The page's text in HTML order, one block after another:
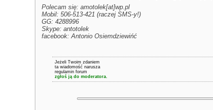
Polecam się: amotolek[at]wp.pl
Mobil: 506-513-421 (raczej SMS-y!)
GG: 4288996
Skype: antotolek
facebook: Antonio Osiemdziewińć
Jeżeli Twoim zdaniem
ta wiadomość narusza
regulamin forum
zgłoś ją do moderatora.